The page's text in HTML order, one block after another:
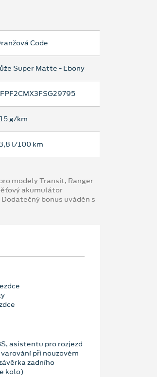
Code
Super Matte - Ebony
g/km
l/100 km
modely Transit, Ranger
akumulátor
bonus uváděn s
asistentu pro rozjezd
při nouzovém
zadního
kolo)